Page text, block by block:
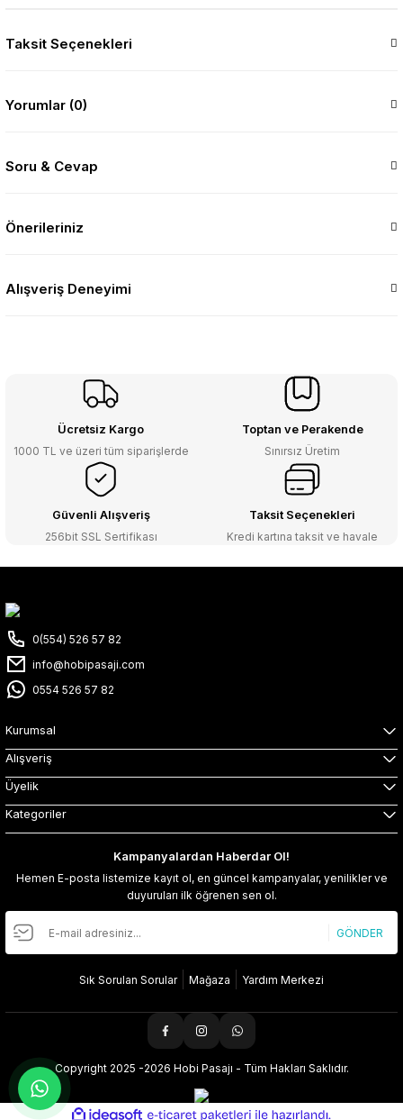
Taksit Seçenekleri
Yorumlar (0)
Soru & Cevap
Önerileriniz
Alışveriş Deneyimi
Ücretsiz Kargo
1000 TL ve üzeri tüm siparişlerde
Toptan ve Perakende
Sınırsız Üretim
Güvenli Alışveriş
256bit SSL Sertifikası
Taksit Seçenekleri
Kredi kartına taksit ve havale
0(554) 526 57 82
info@hobipasaji.com
0554 526 57 82
Kurumsal
Alışveriş
Üyelik
Kategoriler
Kampanyalardan Haberdar Ol!
Hemen E-posta listemize kayıt ol, en güncel kampanyalar, yenilikler ve
duyuruları ilk öğrenen sen ol.
GÖNDER
Sık Sorulan Sorular Mağaza Yardım Merkezi
Copyright 2025 -2026 Hobi Pasajı - Tüm Hakları Saklıdır.
ideasoft e-